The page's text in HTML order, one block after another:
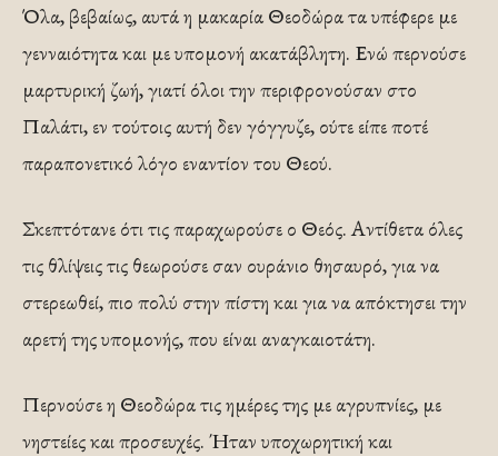
Όλα, βεβαίως, αυτά η μακαρία Θεοδώρα τα υπέφερε με
γενναιότητα και με υπομονή ακατάβλητη. Ενώ περνούσε
μαρτυρική ζωή, γιατί όλοι την περιφρονούσαν στο
Παλάτι, εν τούτοις αυτή δεν γόγγυζε, ούτε είπε ποτέ
παραπονετικό λόγο εναντίον του Θεού.
Σκεπτότανε ότι τις παραχωρούσε ο Θεός. Αντίθετα όλες
τις θλίψεις τις θεωρούσε σαν ουράνιο θησαυρό, για να
στερεωθεί, πιο πολύ στην πίστη και για να απόκτησει την
αρετή της υπομονής, που είναι αναγκαιοτάτη.
Περνούσε η Θεοδώρα τις ημέρες της με αγρυπνίες, με
νηστείες και προσευχές. Ήταν υποχωρητική και